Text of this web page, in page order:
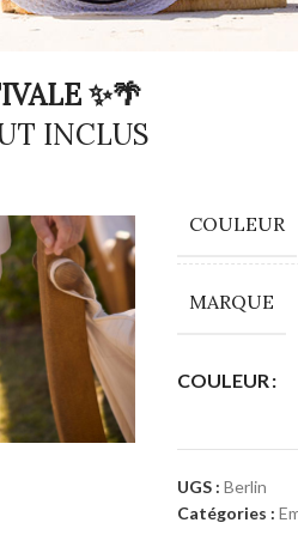
✨🌴
INCLUS
Costume de
La référence
Essayage sur
COULEUR
MARQUE
COULEUR
UGS : Berlin
Catégories :